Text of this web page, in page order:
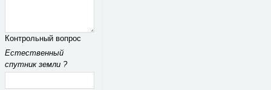
Контрольный вопрос
Естественный
спутник земли ?